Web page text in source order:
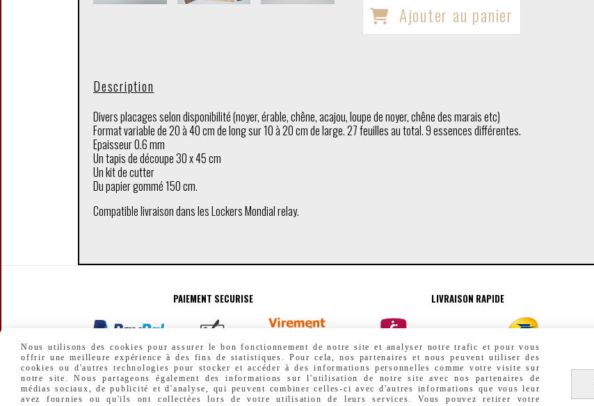
Ajouter au panier
Description
Divers placages selon disponibilité (noyer, érable, chêne, acajou, loupe de noyer, chêne des marais etc)
Format variable de 20 à 40 cm de long sur 10 à 20 cm de large. 27 feuilles au total. 9 essences différentes.
Epaisseur 0.6 mm
Un tapis de découpe 30 x 45 cm
Un kit de cutter
Du papier gommé 150 cm.
Compatible livraison dans les Lockers Mondial relay.
PAIEMENT SECURISE LIVRAISON RAPIDE
Nous utilisons des cookies pour assurer le bon fonctionnement de notre site et analyser notre trafic et pour vous
offrir une meilleure expérience à des fins de statistiques. Pour cela, nos partenaires et nous peuvent utiliser des
cookies ou d'autres technologies pour stocker et accéder à des informations personnelles comme votre visite sur
notre site. Nous partageons également des informations sur l'utilisation de notre site avec nos partenaires de
médias sociaux, de publicité et d'analyse, qui peuvent combiner celles-ci avec d'autres informations que vous leur
avez fournies ou qu'ils ont collectées lors de votre utilisation de leurs services. Vous pouvez retirer votre